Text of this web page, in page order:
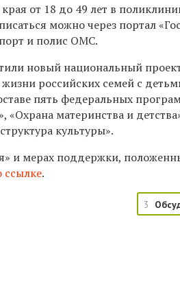
от 18 до 49 лет в
можно через портал
и полис ОМС.
новый национальный
российских семей с
пять федеральных
материнства и
культуры».
и мерах поддержки,
ссылке.
3